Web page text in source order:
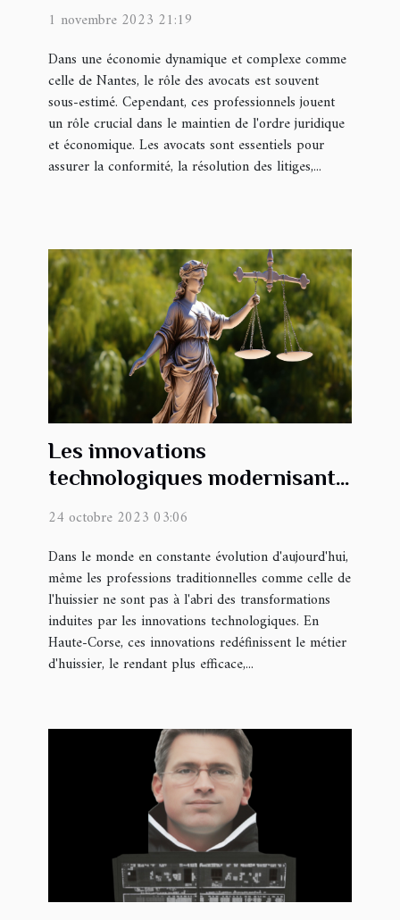
1 novembre 2023 21:19
Dans une économie dynamique et complexe comme
celle de Nantes, le rôle des avocats est souvent
sous-estimé. Cependant, ces professionnels jouent
un rôle crucial dans le maintien de l'ordre juridique
et économique. Les avocats sont essentiels pour
assurer la conformité, la résolution des litiges,...
Les innovations
technologiques modernisant
Corse
24 octobre 2023 03:06
Dans le monde en constante évolution d'aujourd'hui,
même les professions traditionnelles comme celle de
l'huissier ne sont pas à l'abri des transformations
induites par les innovations technologiques. En
Haute-Corse, ces innovations redéfinissent le métier
d'huissier, le rendant plus efficace,...